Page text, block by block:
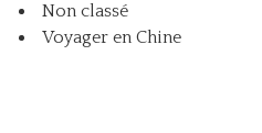
Non classé
Voyager en Chine